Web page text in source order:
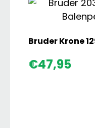
Bruder Krone
€47,95